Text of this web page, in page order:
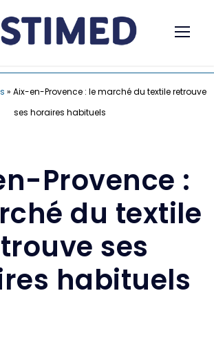
» Aix-en-Provence : le marché du textile retrouve
ses horaires habituels
Provence :
du textile
ses
habituels